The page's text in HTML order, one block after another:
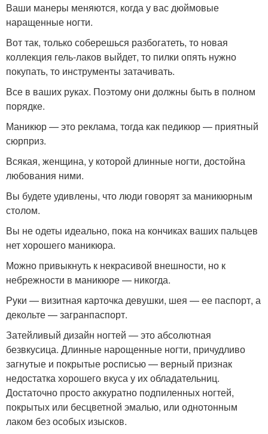
Ваши манеры меняются, когда у вас дюймовые
наращенные ногти.
Вот так, только соберешься разбогатеть, то новая
коллекция гель-лаков выйдет, то пилки опять нужно
покупать, то инструменты затачивать.
Все в ваших руках. Поэтому они должны быть в полном
порядке.
Маникюр — это реклама, тогда как педикюр — приятный
сюрприз.
Всякая, женщина, у которой длинные ногти, достойна
любования ними.
Вы будете удивлены, что люди говорят за маникюрным
столом.
Вы не одеты идеально, пока на кончиках ваших пальцев
нет хорошего маникюра.
Можно привыкнуть к некрасивой внешности, но к
небрежности в маникюре — никогда.
Руки — визитная карточка девушки, шея — ее паспорт, а
декольте — загранпаспорт.
Затейливый дизайн ногтей — это абсолютная
безвкусица. Длинные нарощенные ногти, причудливо
загнутые и покрытые росписью — верный признак
недостатка хорошего вкуса у их обладательниц.
Достаточно просто аккуратно подпиленных ногтей,
покрытых или бесцветной эмалью, или однотонным
лаком без особых изысков.